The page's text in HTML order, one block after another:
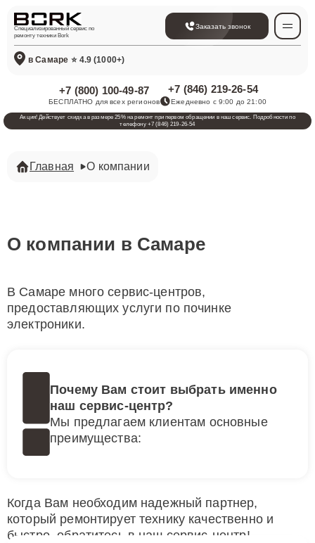
Специализированный сервис по
ремонту техники Bork
Заказать звонок
в Самаре ⭐ 4.9 (1000+)
+7 (800) 100-49-87
БЕСПЛАТНО для всех регионов
+7 (846) 219-26-54
Ежедневно с 9:00 до 21:00
Акция! Действует скидка в размере 25% на ремонт при первом обращении в наш сервис. Подробности по
телефону +7 (846) 219-26-54
Главная О компании
О компании в Самаре
В Самаре много сервис-центров,
предоставляющих услуги по починке
электроники.
Почему Вам стоит выбрать именно
наш сервис-центр?
Мы предлагаем клиентам основные
преимущества:
Когда Вам необходим надежный партнер,
который ремонтирует технику качественно и
быстро, обратитесь в наш сервис-центр!